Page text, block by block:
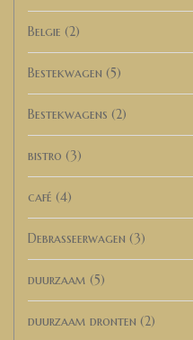
Belgie (2)
Bestekwagen (5)
Bestekwagens (2)
bistro (3)
café (4)
Debrasseerwagen (3)
duurzaam (5)
duurzaam dronten (2)